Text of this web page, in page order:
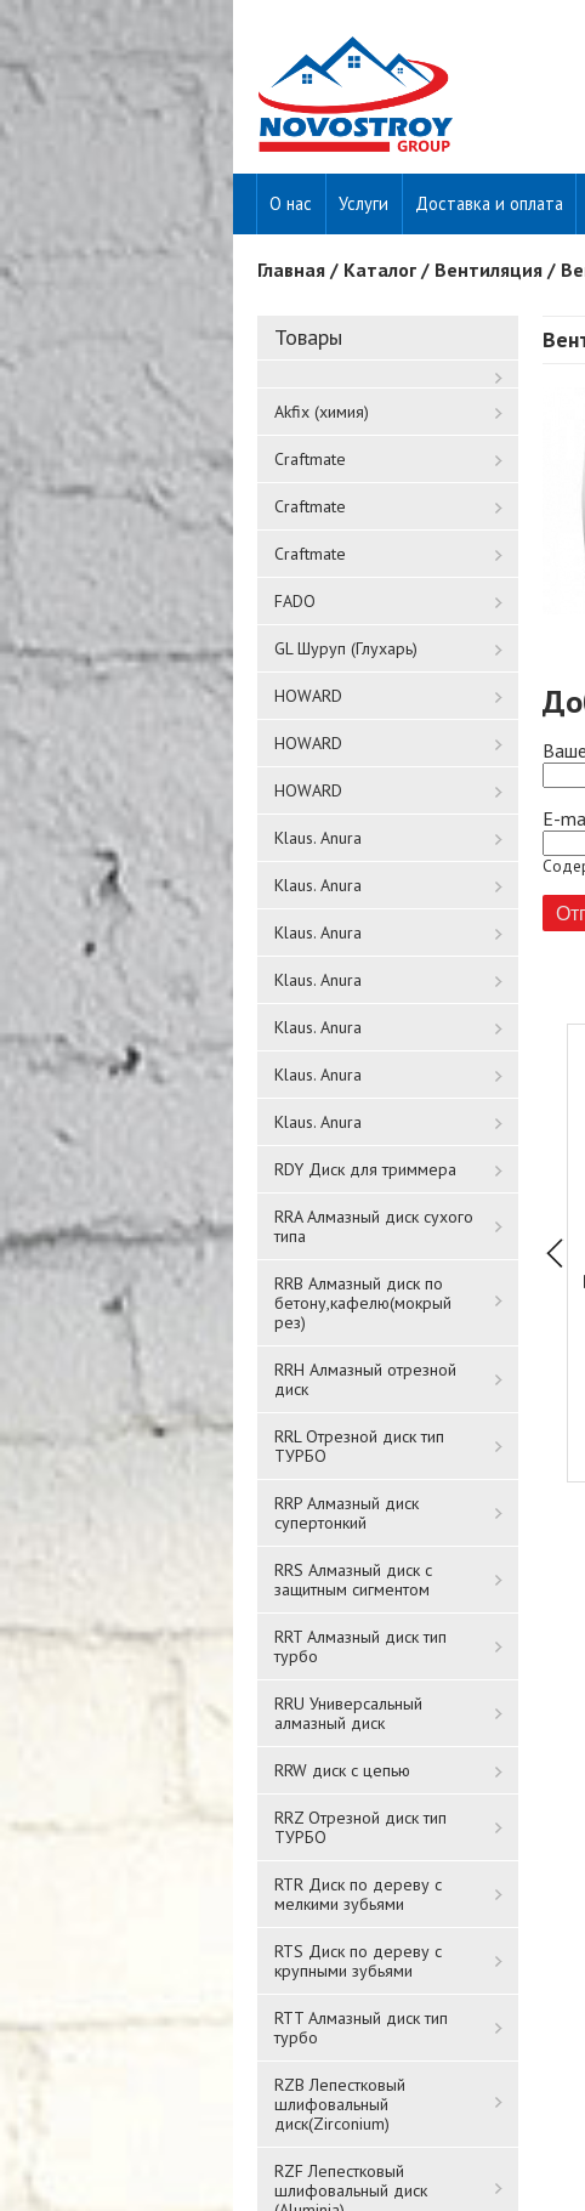
О нас Услуги Доставка и оплата
Вы здесь
Главная / Каталог / Вентиляция /
Товары
Akfix (химия)
Craftmate
Craftmate
Craftmate
FADO
GL Шуруп (Глухарь)
HOWARD
HOWARD
HOWARD
Klaus. Anura
Klaus. Anura
Klaus. Anura
Klaus. Anura
Klaus. Anura
Klaus. Anura
Klaus. Anura
RDY Диск для триммера
RRA Алмазный диск сухого
типа
RRB Алмазный диск по
бетону,кафелю(мокрый
рез)
RRH Алмазный отрезной
диск
RRL Отрезной диск тип
ТУРБО
RRP Алмазный диск
супертонкий
RRS Алмазный диск с
защитным сигментом
RRT Алмазный диск тип
турбо
RRU Универсальный
алмазный диск
RRW диск с цепью
RRZ Отрезной диск тип
ТУРБО
RTR Диск по дереву с
мелкими зубьями
RTS Диск по дереву с
крупными зубьями
RTT Алмазный диск тип
турбо
RZB Лепестковый
шлифовальный
диск(Zirconium)
RZF Лепестковый
шлифовальный диск
E-
Вентилятор осевой
вытяжной cо шнуровым
выключателем D 100
OPTIMA 4-02
8 744 ₸
Подробнее
Вентилятор накладной
STANDARD сетка D 100
10 802,4 ₸
Подробнее